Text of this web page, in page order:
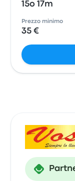
15o 17m
Prezzo minimo
35 €